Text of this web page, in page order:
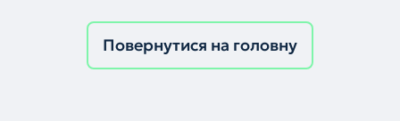
Повернутися на головну